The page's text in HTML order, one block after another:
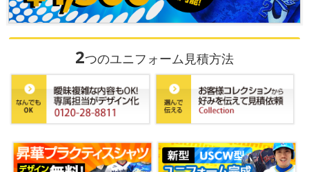
2つのユニフォーム見積方法